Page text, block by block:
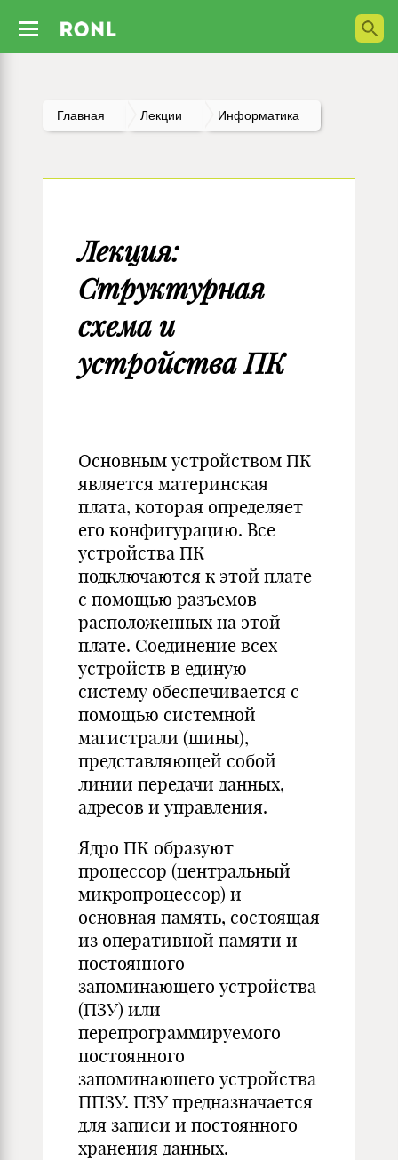
Главная Лекции Информатика
Лекция:
Структурная
схема и
устройства ПК
Основным устройством ПК
является материнская
плата, которая определяет
его конфигурацию. Все
устройства ПК
подключаются к этой плате
с помощью разъемов
расположенных на этой
плате. Соединение всех
устройств в единую
систему обеспечивается с
помощью системной
магистрали (шины),
представляющей собой
линии передачи данных,
адресов и управления.
Ядро ПК образуют
процессор (центральный
микропроцессор) и
основная память, состоящая
из оперативной памяти и
постоянного
запоминающего устройства
(ПЗУ) или
перепрограммируемого
постоянного
запоминающего устройства
ППЗУ. ПЗУ предназначается
для записи и постоянного
хранения данных.